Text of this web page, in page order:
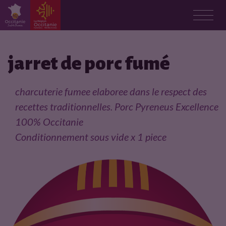
jarret de porc fumé
charcuterie fumee elaboree dans le respect des
recettes traditionnelles. Porc Pyreneus Excellence
100% Occitanie
Conditionnement sous vide x 1 piece